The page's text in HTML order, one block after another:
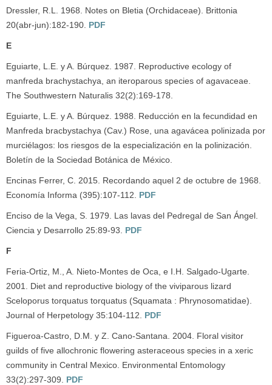
Dressler, R.L. 1968. Notes on Bletia (Orchidaceae). Brittonia
20(abr-jun):182-190. PDF
E
Eguiarte, L.E. y A. Búrquez. 1987. Reproductive ecology of
manfreda brachystachya, an iteroparous species of agavaceae.
The Southwestern Naturalis 32(2):169-178.
Eguiarte, L.E. y A. Búrquez. 1988. Reducción en la fecundidad en
Manfreda bracbystachya (Cav.) Rose, una agavácea polinizada por
murciélagos: los riesgos de la especialización en la polinización.
Boletín de la Sociedad Botánica de México.
Encinas Ferrer, C. 2015. Recordando aquel 2 de octubre de 1968.
Economía Informa (395):107-112. PDF
Enciso de la Vega, S. 1979. Las lavas del Pedregal de San Ángel.
Ciencia y Desarrollo 25:89-93. PDF
F
Feria-Ortiz, M., A. Nieto-Montes de Oca, e I.H. Salgado-Ugarte.
2001. Diet and reproductive biology of the viviparous lizard
Sceloporus torquatus torquatus (Squamata : Phrynosomatidae).
Journal of Herpetology 35:104-112. PDF
Figueroa-Castro, D.M. y Z. Cano-Santana. 2004. Floral visitor
guilds of five allochronic flowering asteraceous species in a xeric
community in Central Mexico. Environmental Entomology
33(2):297-309. PDF